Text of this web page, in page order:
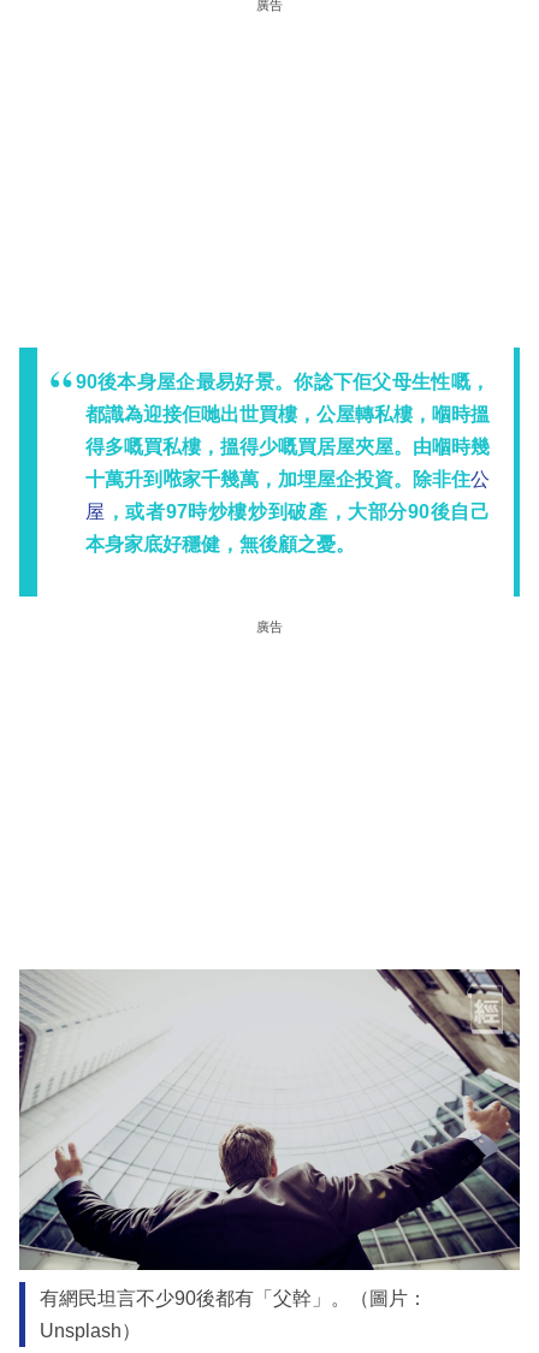
廣告
90後本身屋企最易好景。你諗下佢父母生性嘅，
都識為迎接佢哋出世買樓，公屋轉私樓，嗰時搵
得多嘅買私樓，搵得少嘅買居屋夾屋。由嗰時幾
十萬升到𠵱家千幾萬，加埋屋企投資。除非住公
屋 ，或者97時炒樓炒到破產，大部分90後自己
本身家底好穩健，無後顧之憂。
廣告
有網民坦言不少90後都有「父幹」。（圖片：
Unsplash）